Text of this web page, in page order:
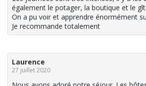
également le potager, la boutique et le
On a pu voir et apprendre énormément
Je recommande totalement
Laurence
27 juillet 2020